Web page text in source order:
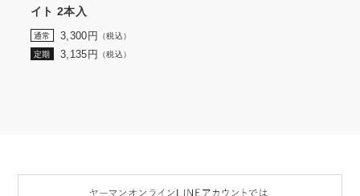
イト 2本入
通常 3,300円 （税込）
定期 3,135円 （税込）